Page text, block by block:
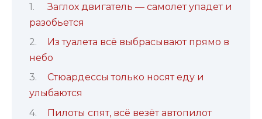
Заглох двигатель — самолет упадет и
разобьется
Из туалета всё выбрасывают прямо в
небо
Стюардессы только носят еду и
улыбаются
Пилоты спят, всё везёт автопилот